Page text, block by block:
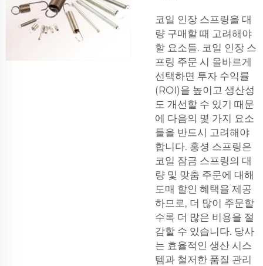
코일 인장 스프링을 대
량 구매할 때 고려해야
할 요소들. 코일 인장 스
프링 주문 시 올바르게
선택하면 투자 수익률
(ROI)을 높이고 생산성
도 개선할 수 있기 때문
에 다음의 몇 가지 요소
들을 반드시 고려해야
합니다. 홍셩 스프링은
코일 잠금 스프링의 대
량 및 맞춤 주문에 대해
도매 할인 혜택을 제공
하므로, 더 많이 주문할
수록 더 많은 비용을 절
감할 수 있습니다. 당사
는 효율적인 생산 시스
템과 철저한 품질 관리